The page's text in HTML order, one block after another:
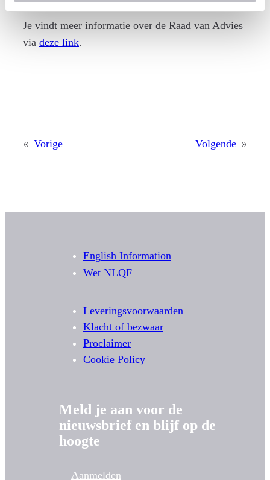
Je vindt meer informatie over de Raad van Advies
via deze link.
« Vorige Volgende »
English Information
Wet NLQF
Leveringsvoorwaarden
Klacht of bezwaar
Proclaimer
Cookie Policy
Meld je aan voor de
nieuwsbrief en blijf op de
hoogte
Aanmelden